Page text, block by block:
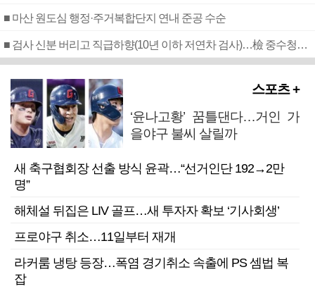
■ 마산 원도심 행정·주거복합단지 연내 준공 수순
■ 검사 신분 버리고 직급하향(10년 이하 저연차 검사)…檢 중수청행 기피
스포츠 +
‘윤나고황’ 꿈틀댄다…거인 가
을야구 불씨 살릴까
새 축구협회장 선출 방식 윤곽…“선거인단 192→2만
명”
해체설 뒤집은 LIV 골프…새 투자자 확보 ‘기사회생’
프로야구 취소…11일부터 재개
라커룸 냉탕 등장…폭염 경기취소 속출에 PS 셈법 복
잡